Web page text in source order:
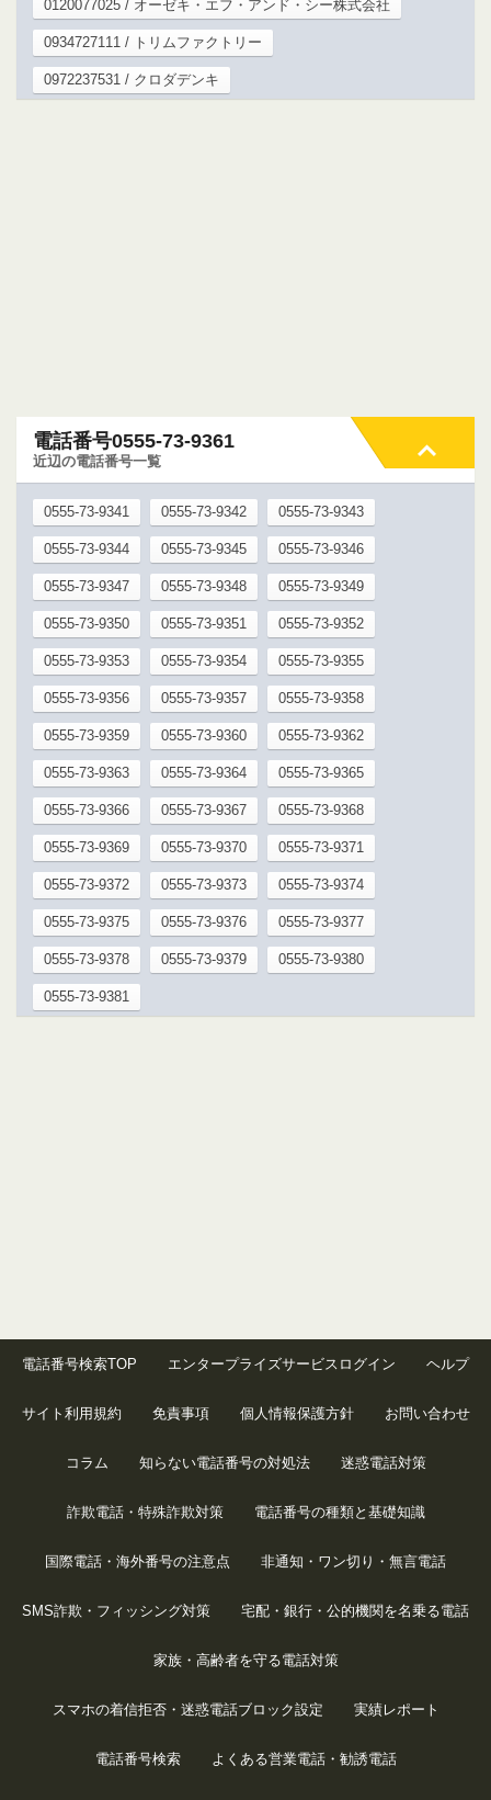
0120077025 / オーゼキ・エフ・アンド・シー株式会社
0934727111 / トリムファクトリー
0972237531 / クロダデンキ
電話番号0555-73-9361
近辺の電話番号一覧
0555-73-9341 0555-73-9342 0555-73-9343
0555-73-9344 0555-73-9345 0555-73-9346
0555-73-9347 0555-73-9348 0555-73-9349
0555-73-9350 0555-73-9351 0555-73-9352
0555-73-9353 0555-73-9354 0555-73-9355
0555-73-9356 0555-73-9357 0555-73-9358
0555-73-9359 0555-73-9360 0555-73-9362
0555-73-9363 0555-73-9364 0555-73-9365
0555-73-9366 0555-73-9367 0555-73-9368
0555-73-9369 0555-73-9370 0555-73-9371
0555-73-9372 0555-73-9373 0555-73-9374
0555-73-9375 0555-73-9376 0555-73-9377
0555-73-9378 0555-73-9379 0555-73-9380
0555-73-9381
電話番号検索TOP エンタープライズサービスログイン ヘルプ
サイト利用規約 免責事項 個人情報保護方針 お問い合わせ
コラム 知らない電話番号の対処法 迷惑電話対策
詐欺電話・特殊詐欺対策 電話番号の種類と基礎知識
国際電話・海外番号の注意点 非通知・ワン切り・無言電話
SMS詐欺・フィッシング対策 宅配・銀行・公的機関を名乗る電話
家族・高齢者を守る電話対策
スマホの着信拒否・迷惑電話ブロック設定 実績レポート
電話番号検索 よくある営業電話・勧誘電話